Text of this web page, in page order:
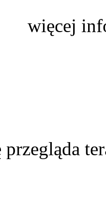
więcej
przegląda